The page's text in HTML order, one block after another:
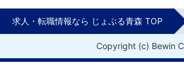
求人・転職情報なら じょぶる青森 TOP
Copyright (c) Bewin